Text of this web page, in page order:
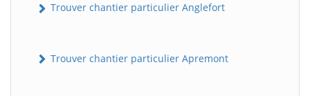
Trouver chantier particulier Anglefort
Trouver chantier particulier Apremont